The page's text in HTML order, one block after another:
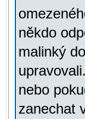
někdo
malinký
nebo
zanechat